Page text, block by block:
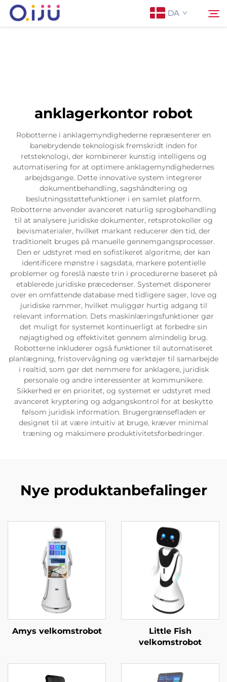
DA
Anvendelse
Nyheder
Servicesupport
Kontakt os
anklagerkontor robot
Robotterne i anklagemyndighederne repræsenterer en
banebrydende teknologisk fremskridt inden for
retsteknologi, der kombinerer kunstig intelligens og
automatisering for at optimere anklagemyndighedernes
arbejdsgange. Dette innovative system integrerer
dokumentbehandling, sagshåndtering og
beslutningsstøttefunktioner i en samlet platform.
Robotterne anvender avanceret naturlig sprogbehandling
til at analysere juridiske dokumenter, retsprotokoller og
bevismaterialer, hvilket markant reducerer den tid, der
traditionelt bruges på manuelle gennemgangsprocesser.
Den er udstyret med en sofistikeret algoritme, der kan
identificere mønstre i sagsdata, markere potentielle
problemer og foreslå næste trin i procedurerne baseret på
etablerede juridiske præcedenser. Systemet disponerer
over en omfattende database med tidligere sager, love og
juridiske rammer, hvilket muliggør hurtig adgang til
relevant information. Dets maskinlæringsfunktioner gør
det muligt for systemet kontinuerligt at forbedre sin
nøjagtighed og effektivitet gennem almindelig brug.
Robotterne inkluderer også funktioner til automatiseret
planlægning, fristovervågning og værktøjer til samarbejde
i realtid, som gør det nemmere for anklagere, juridisk
personale og andre interessenter at kommunikere.
Sikkerhed er en prioritet, og systemet er udstyret med
avanceret kryptering og adgangskontrol for at beskytte
følsom juridisk information. Brugergrænsefladen er
designet til at være intuitiv at bruge, kræver minimal
træning og maksimere produktivitetsforbedringer.
Nye produktanbefalinger
Amys velkomstrobot
Little Fish
velkomstrobot